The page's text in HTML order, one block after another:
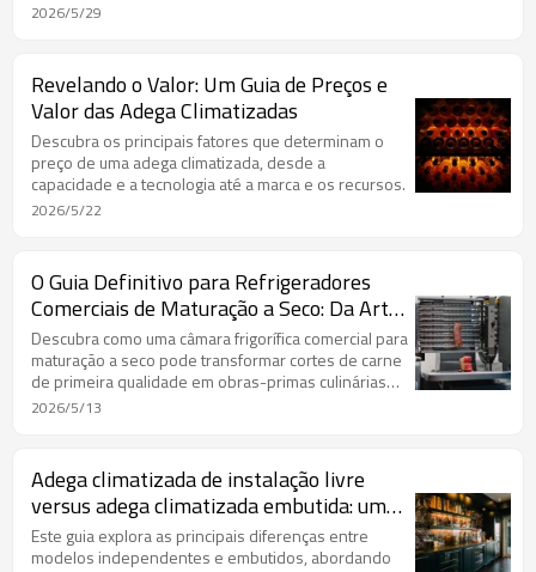
2026/5/29
Revelando o Valor: Um Guia de Preços e
Valor das Adega Climatizadas
Descubra os principais fatores que determinam o
preço de uma adega climatizada, desde a
capacidade e a tecnologia até a marca e os recursos.
2026/5/22
O Guia Definitivo para Refrigeradores
Comerciais de Maturação a Seco: Da Arte
Culinária ao Centro de Lucro
Descubra como uma câmara frigorífica comercial para
maturação a seco pode transformar cortes de carne
de primeira qualidade em obras-primas culinárias
altamente lucrativas.
2026/5/13
Adega climatizada de instalação livre
versus adega climatizada embutida: um
guia definitivo para escolher a adega
climatizada perfeita para sua casa.
Este guia explora as principais diferenças entre
modelos independentes e embutidos, abordando